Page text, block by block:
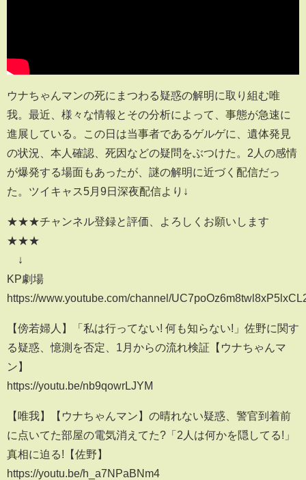
ウナちゃんマンの死にまつわる疑惑の解明に取り組む唯
我。最近、様々な情報とその分析によって、事態が急速に
進展している。この日は当事者であるゲルゲに、遺体発見
の状況、本人確認、死因などの疑問をぶつけた。2人の感情
が爆発する場面もあったが、謎の解明に近づく配信だっ
た。ツイキャス5月9日深夜配信より↓
★★★チャンネル登録と評価、よろしくお願いします
★★★
↓
KP劇場
https://www.youtube.com/channel/
【傍若婦人】「私は行ってない! 何も知らない!」佐野に関す
る疑惑、憶測を否定、1月からの流れ検証【ウナちゃんマ
ン】
https://youtu.be/nb9qowrLJYM
【唯我】【ウナちゃんマン】の晴れない疑惑、警官到着前
に点いてた部屋の電気消えてた?「2人は何かを隠してる!」
真相に迫る!【佐野】
https://youtu.be/h_a7NPaBNm4